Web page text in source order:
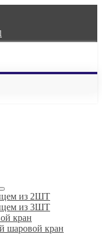
из 2ШТ
из 3ШТ
кран
шаровой кран